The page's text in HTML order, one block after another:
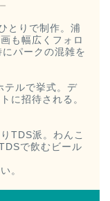
とりで制作。浦
も幅広くフォロ
パークの混雑を
ルで挙式。デ
に招待される。
TDS派。わんこ
で飲むビール
。